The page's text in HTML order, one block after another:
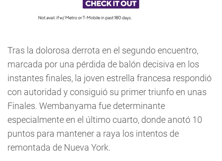
Tras la dolorosa derrota en el segundo encuentro,
marcada por una pérdida de balón decisiva en los
instantes finales, la joven estrella francesa respondió
con autoridad y consiguió su primer triunfo en unas
Finales. Wembanyama fue determinante
especialmente en el último cuarto, donde anotó 10
puntos para mantener a raya los intentos de
remontada de Nueva York.